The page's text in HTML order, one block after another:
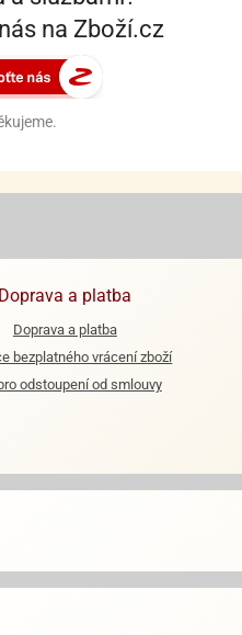
na Zboží.cz
Doprava a platba
Doprava a platba
bezplatného vrácení zboží
odstoupení od smlouvy